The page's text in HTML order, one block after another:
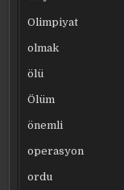
Olimpiyat
olmak
ölü
Ölüm
önemli
operasyon
ordu